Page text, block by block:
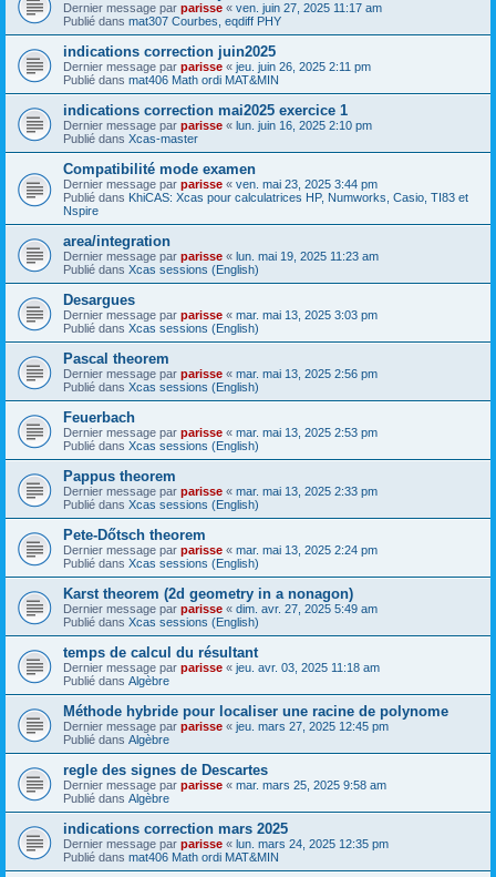
Dernier message par parisse « ven. juin 27, 2025 11:17 am
Publié dans mat307 Courbes, eqdiff PHY
indications correction juin2025
Dernier message par parisse « jeu. juin 26, 2025 2:11 pm
Publié dans mat406 Math ordi MAT&MIN
indications correction mai2025 exercice 1
Dernier message par parisse « lun. juin 16, 2025 2:10 pm
Publié dans Xcas-master
Compatibilité mode examen
Dernier message par parisse « ven. mai 23, 2025 3:44 pm
Publié dans KhiCAS: Xcas pour calculatrices HP, Numworks, Casio, TI83 et
Nspire
area/integration
Dernier message par parisse « lun. mai 19, 2025 11:23 am
Publié dans Xcas sessions (English)
Desargues
Dernier message par parisse « mar. mai 13, 2025 3:03 pm
Publié dans Xcas sessions (English)
Pascal theorem
Dernier message par parisse « mar. mai 13, 2025 2:56 pm
Publié dans Xcas sessions (English)
Feuerbach
Dernier message par parisse « mar. mai 13, 2025 2:53 pm
Publié dans Xcas sessions (English)
Pappus theorem
Dernier message par parisse « mar. mai 13, 2025 2:33 pm
Publié dans Xcas sessions (English)
Pete-Dőtsch theorem
Dernier message par parisse « mar. mai 13, 2025 2:24 pm
Publié dans Xcas sessions (English)
Karst theorem (2d geometry in a nonagon)
Dernier message par parisse « dim. avr. 27, 2025 5:49 am
Publié dans Xcas sessions (English)
temps de calcul du résultant
Dernier message par parisse « jeu. avr. 03, 2025 11:18 am
Publié dans Algèbre
Méthode hybride pour localiser une racine de polynome
Dernier message par parisse « jeu. mars 27, 2025 12:45 pm
Publié dans Algèbre
regle des signes de Descartes
Dernier message par parisse « mar. mars 25, 2025 9:58 am
Publié dans Algèbre
indications correction mars 2025
Dernier message par parisse « lun. mars 24, 2025 12:35 pm
Publié dans mat406 Math ordi MAT&MIN